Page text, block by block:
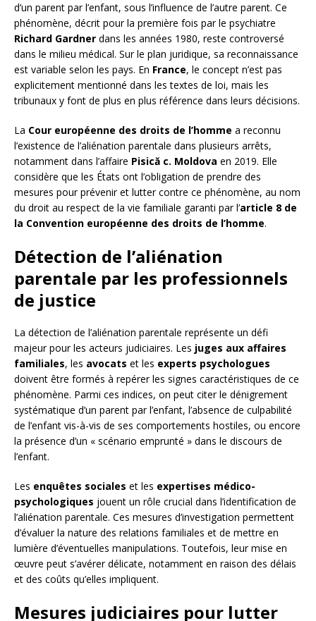
d’un parent par l’enfant, sous l’influence de l’autre parent. Ce
phénomène, décrit pour la première fois par le psychiatre
Richard Gardner dans les années 1980, reste controversé
dans le milieu médical. Sur le plan juridique, sa reconnaissance
est variable selon les pays. En France, le concept n’est pas
explicitement mentionné dans les textes de loi, mais les
tribunaux y font de plus en plus référence dans leurs décisions.
La Cour européenne des droits de l’homme a reconnu
l’existence de l’aliénation parentale dans plusieurs arrêts,
notamment dans l’affaire Pisică c. Moldova en 2019. Elle
considère que les États ont l’obligation de prendre des
mesures pour prévenir et lutter contre ce phénomène, au nom
du droit au respect de la vie familiale garanti par l’article 8 de
la Convention européenne des droits de l’homme.
Détection de l’aliénation
parentale par les professionnels
de justice
La détection de l’aliénation parentale représente un défi
majeur pour les acteurs judiciaires. Les juges aux affaires
familiales, les avocats et les experts psychologues
doivent être formés à repérer les signes caractéristiques de ce
phénomène. Parmi ces indices, on peut citer le dénigrement
systématique d’un parent par l’enfant, l’absence de culpabilité
de l’enfant vis-à-vis de ses comportements hostiles, ou encore
la présence d’un « scénario emprunté » dans le discours de
l’enfant.
Les enquêtes sociales et les expertises médico-
psychologiques jouent un rôle crucial dans l’identification de
l’aliénation parentale. Ces mesures d’investigation permettent
d’évaluer la nature des relations familiales et de mettre en
lumière d’éventuelles manipulations. Toutefois, leur mise en
œuvre peut s’avérer délicate, notamment en raison des délais
et des coûts qu’elles impliquent.
Mesures judiciaires pour lutter